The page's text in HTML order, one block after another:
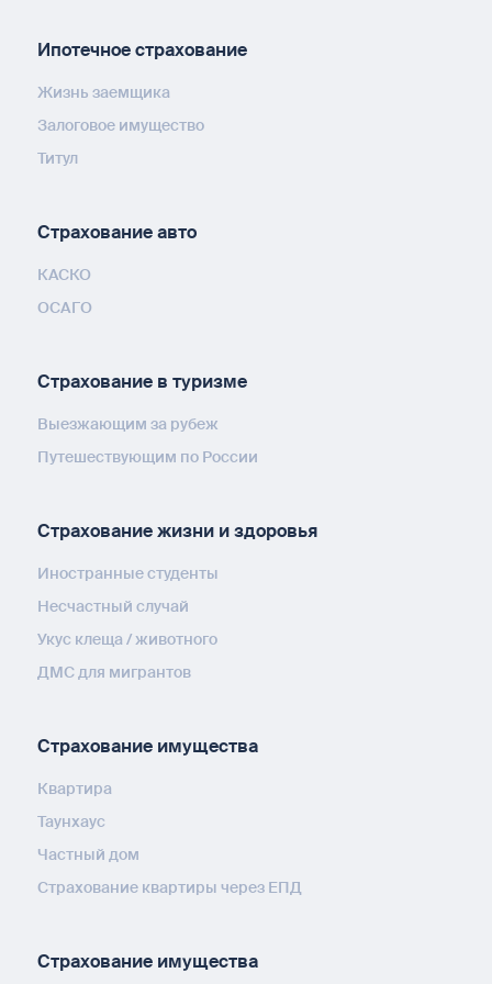
Ипотечное страхование
Жизнь заемщика
Залоговое имущество
Титул
Страхование авто
КАСКО
ОСАГО
Страхование в туризме
Выезжающим за рубеж
Путешествующим по России
Страхование жизни и здоровья
Иностранные студенты
Несчастный случай
Укус клеща / животного
ДМС для мигрантов
Страхование имущества
Квартира
Таунхаус
Частный дом
Страхование квартиры через ЕПД
Страхование имущества